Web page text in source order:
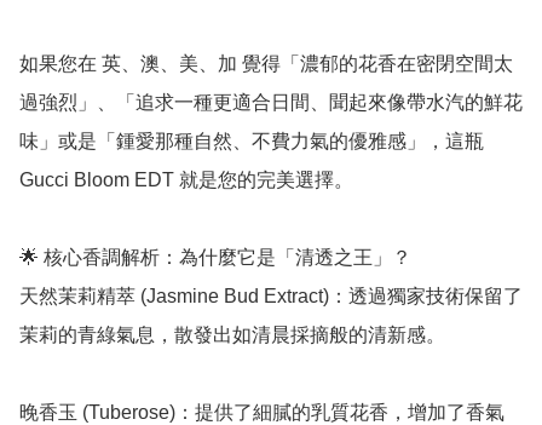
如果您在 英、澳、美、加 覺得「濃郁的花香在密閉空間太
過強烈」、「追求一種更適合日間、聞起來像帶水汽的鮮花
味」或是「鍾愛那種自然、不費力氣的優雅感」，這瓶
Gucci Bloom EDT 就是您的完美選擇。
🌟 核心香調解析：為什麼它是「清透之王」？
天然茉莉精萃 (Jasmine Bud Extract)：透過獨家技術保留了
茉莉的青綠氣息，散發出如清晨採摘般的清新感。
晚香玉 (Tuberose)：提供了細膩的乳質花香，增加了香氣